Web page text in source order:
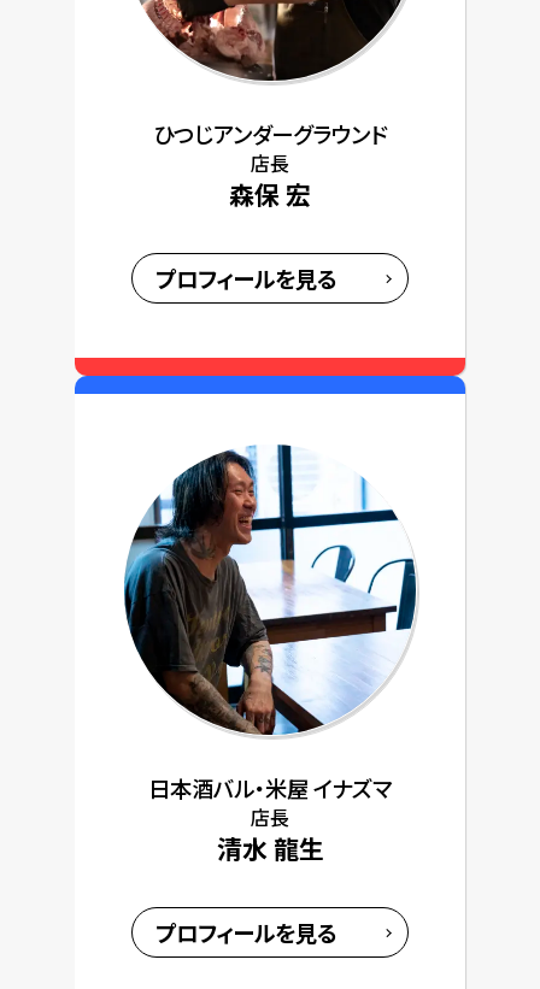
ひつじアンダーグラウンド
店長
森保 宏
プロフィールを見る
日本酒バル・米屋 イナズマ
店長
清水 龍生
プロフィールを見る